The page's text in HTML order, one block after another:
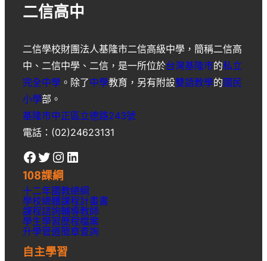
二信高中
二信學校財團法人基隆市二信高級中學 ，簡稱二信高
中 、 二信中學 、 二信 ，是一所位於台灣基隆市的私立
完全中學 。除了中學教育，另有附設雙語教學的國民
小學部。
基隆市中正區立德路243號
電話：(02)24623131
Facebook Twitter Instagram LinkedIn
108課綱
十二年國教總綱
學校總體課程計畫書
課程諮詢輔導教師
學生學習歷程檔案
升學管道簡章查詢
自主學習